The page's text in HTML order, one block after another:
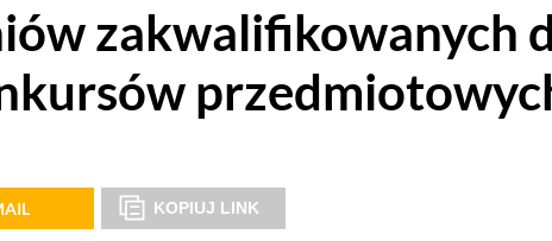
zakwalifikowanych
KOPIUJ LINK